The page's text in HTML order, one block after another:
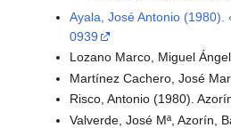
Ayala, José Antonio
0939
Lozano Marco, Miguel
Martínez Cachero, José
Risco, Antonio (1980).
Valverde, José Mª, Azorín,